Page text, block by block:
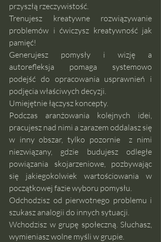
przyszłą rzeczywistość.
Trenujesz kreatywne rozwiązywanie
problemów i ćwiczysz kreatywność jak
pamięć!
Generujesz pomysły i wizję a
autorefleksja pomaga systemowo
podejść do opracowania usprawnień i
podjęcia właściwych decyzji.
Umiejętnie łączysz koncepty.
Podczas aranżowania kolejnych idei,
pracujesz nad nimi a zarazem oddalasz się
w inny obszar, tylko pozornie  z nimi
niezwiązany, gdzie budujesz odległe
powiązania skojarzeniowe, pozbywając
się jakiegokolwiek wartościowania w
początkowej fazie wyboru pomysłu.
Odchodzisz od pierwotnego problemu i
szukasz analogii do innych sytuacji.
Wchodzisz w grupę społeczną. Słuchasz,
wymieniasz wolne myśli w grupie.